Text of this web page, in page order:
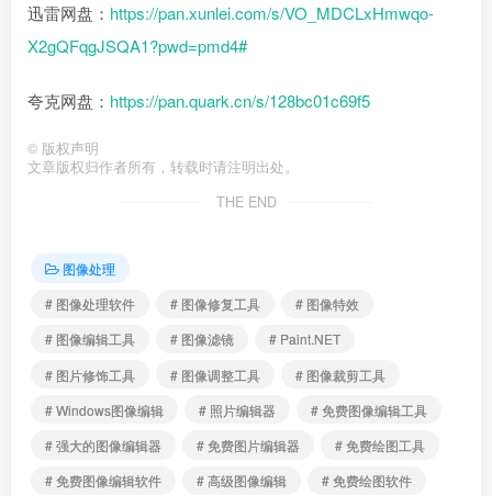
迅雷网盘： https://pan.xunlei.com/s/VO_MDCLxHmwqo-
X2gQFqgJSQA1?pwd=pmd4#
夸克网盘： https://pan.quark.cn/s/128bc01c69f5
© 版权声明
文章版权归作者所有，转载时请注明出处。
THE END
图像处理
# 图像处理软件
# 图像修复工具
# 图像特效
# 图像编辑工具
# 图像滤镜
# Paint.NET
# 图片修饰工具
# 图像调整工具
# 图像裁剪工具
# Windows图像编辑
# 照片编辑器
# 免费图像编辑工具
# 强大的图像编辑器
# 免费图片编辑器
# 免费绘图工具
# 免费图像编辑软件
# 高级图像编辑
# 免费绘图软件